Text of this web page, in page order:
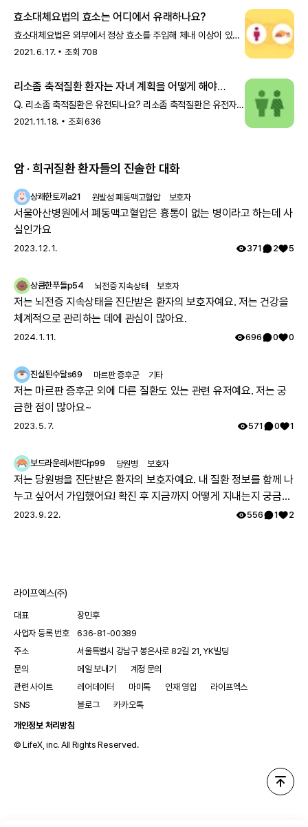
효소대체요법의 효소는 어디에서 유래하나요?
효소대체요법은 외부에서 정상 효소를 주입해 체내 이상이 있는
효소를 대체하는 기술입니다. 이때, 환자에게 투여하는 정상
2021. 6. 17. 조회 708
리소좀 축적질환 환자는 자녀 계획을 어떻게 해야
하나요?
Q. 리소좀 축적질환은 유전되나요? 리소좀 축적질환은 유전자
변이로 발생하는 유전성 질환입니다. 부모 중에 리소좀 축적질환
2021. 11. 18. 조회636
암 · 희귀질환 환자들의 진솔한 대화
상쾌한토끼a21 원발성 폐동맥고혈압 보호자
서울아산병원에서 폐동맥고혈압은 흉통이 없는 병이라고 하는데 사
실인가요
2023. 12. 1. 371 2 5
상큼한푸들p54 뇌전증 지속상태 보호자
저는 뇌전증 지속상태을 진단받은 환자의 보호자예요. 저는 건강을
체계적으로 관리하는 데에 관심이 많아요.
2024. 1. 11. 696 0 0
진실된수달s69 마르판 증후군 기타
저는 마르판 증후군 외에 다른 질환도 있는 관련 유저예요. 저는 궁
금한 점이 많아요~
2023. 5. 7. 571 0 1
보드라운레서판다p99 당원병 보호자
저는 당원병을 진단받은 환자의 보호자예요. 내 질환 정보를 함께 나
누고 싶어서 가입했어요! 확진 후 지금까지 어떻게 지내는지 궁금해
요 🔍
2023. 9. 22. 556 1 2
라이프엑스(주)
대표
장민후
사업자 등록 번호
636-81-00389
주소
서울특별시 강남구 봉은사로 82길 21, YK빌딩
문의
메일 보내기
계정 문의
관련 사이트
레어데이터 마미톡 인재 영입
라이프엑스
SNS
블로그
카카오톡
개인정보 처리방침
© LifeX, inc. All Rights Reserved.